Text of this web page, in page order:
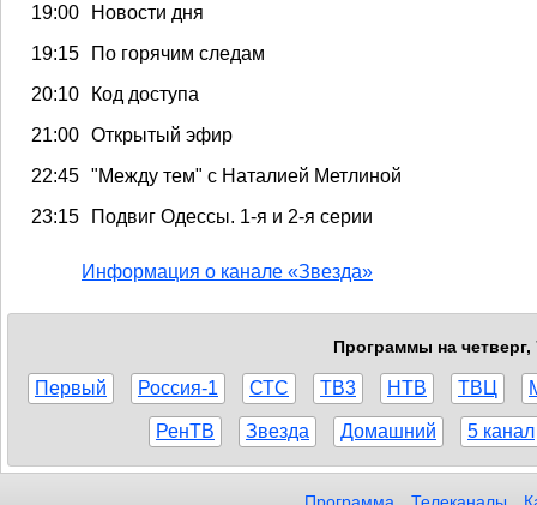
19:00
Новости дня
19:15
По горячим следам
20:10
Код доступа
21:00 Открытый эфир
22:45 "Между тем" с Наталией Метлиной
23:15
Подвиг Одессы. 1-я и 2-я серии
Информация о канале «Звезда»
Программы на четверг,
Первый Россия-1 СТС ТВ3 НТВ ТВЦ
РенТВ Звезда Домашний 5 канал
Программа Телеканалы